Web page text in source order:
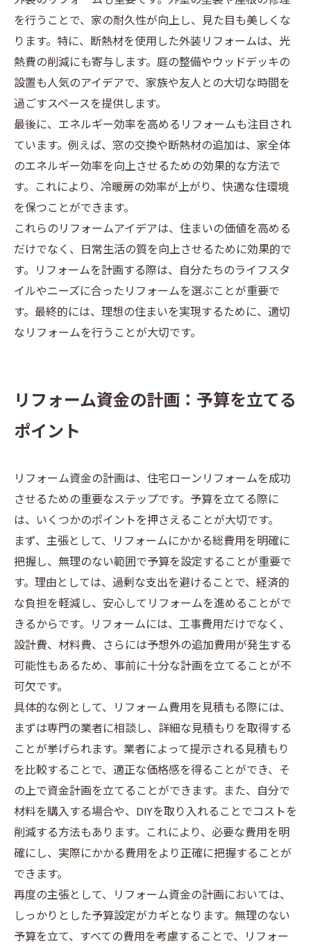
を行うことで、家の耐久性が向上し、見た目も美しくな
ります。特に、断熱材を使用した外装リフォームは、光
熱費の削減にも寄与します。庭の整備やウッドデッキの
設置も人気のアイデアで、家族や友人との大切な時間を
過ごすスペースを提供します。
最後に、エネルギー効率を高めるリフォームも注目され
ています。例えば、窓の交換や断熱材の追加は、家全体
のエネルギー効率を向上させるための効果的な方法で
す。これにより、冷暖房の効率が上がり、快適な住環境
を保つことができます。
これらのリフォームアイデアは、住まいの価値を高める
だけでなく、日常生活の質を向上させるために効果的で
す。リフォームを計画する際は、自分たちのライフスタ
イルやニーズに合ったリフォームを選ぶことが重要で
す。最終的には、理想の住まいを実現するために、適切
なリフォームを行うことが大切です。
リフォーム資金の計画：予算を立てる
ポイント
リフォーム資金の計画は、住宅ローンリフォームを成功
させるための重要なステップです。予算を立てる際に
は、いくつかのポイントを押さえることが大切です。
まず、主張として、リフォームにかかる総費用を明確に
把握し、無理のない範囲で予算を設定することが重要で
す。理由としては、過剰な支出を避けることで、経済的
な負担を軽減し、安心してリフォームを進めることがで
きるからです。リフォームには、工事費用だけでなく、
設計費、材料費、さらには予想外の追加費用が発生する
可能性もあるため、事前に十分な計画を立てることが不
可欠です。
具体的な例として、リフォーム費用を見積もる際には、
まずは専門の業者に相談し、詳細な見積もりを取得する
ことが挙げられます。業者によって提示される見積もり
を比較することで、適正な価格感を得ることができ、そ
の上で資金計画を立てることができます。また、自分で
材料を購入する場合や、DIYを取り入れることでコストを
削減する方法もあります。これにより、必要な費用を明
確にし、実際にかかる費用をより正確に把握することが
できます。
再度の主張として、リフォーム資金の計画においては、
しっかりとした予算設定がカギとなります。無理のない
予算を立て、すべての費用を考慮することで、リフォー